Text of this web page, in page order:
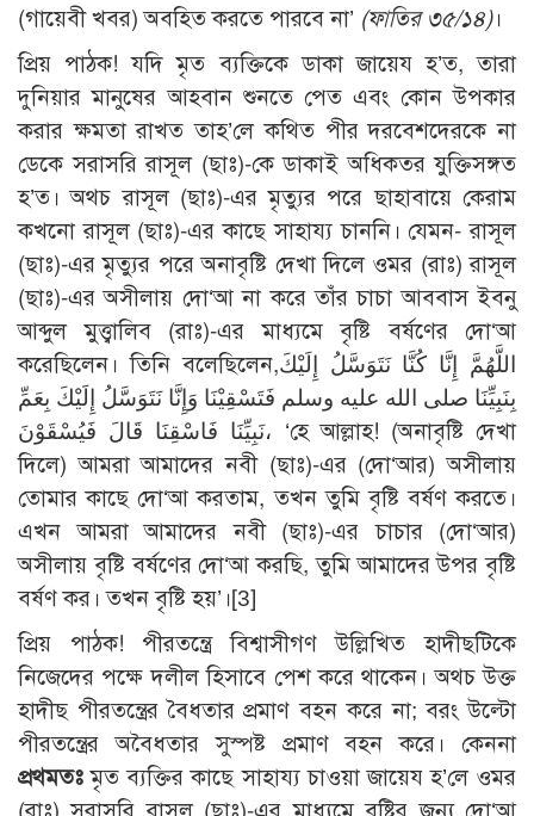
(গায়েবী খবর) অবহিত করতে পারবে না’ (ফাতির ৩৫/১৪)।
প্রিয় পাঠক! যদি মৃত ব্যক্তিকে ডাকা জায়েয হ’ত, তারা
দুনিয়ার মানুষের আহবান শুনতে পেত এবং কোন উপকার
করার ক্ষমতা রাখত তাহ’লে কথিত পীর দরবেশদেরকে না
ডেকে সরাসরি রাসূল (ছাঃ)-কে ডাকাই অধিকতর যুক্তিসঙ্গত
হ’ত। অথচ রাসূল (ছাঃ)-এর মৃত্যুর পরে ছাহাবায়ে কেরাম
কখনো রাসূল (ছাঃ)-এর কাছে সাহায্য চাননি। যেমন- রাসূল
(ছাঃ)-এর মৃত্যুর পরে অনাবৃষ্টি দেখা দিলে ওমর (রাঃ) রাসূল
(ছাঃ)-এর অসীলায় দো‘আ না করে তাঁর চাচা আববাস ইবনু
আব্দুল মুত্ত্বালিব (রাঃ)-এর মাধ্যমে বৃষ্টি বর্ষণের দো‘আ
করেছিলেন। তিনি বলেছিলেন,اللَّهُمَّ إِنَّا كُنَّا نَتَوَسَّلُ إِلَيْكَ
بِنَبِيِّنَا صلى الله عليه وسلم فَتَسْقِيْنَا وَإِنَّا نَتَوَسَّلُ إِلَيْكَ بِعَمِّ
نَبِيِّنَا فَاسْقِنَا قَالَ فَيُسْقَوْنَ، ‘হে আল্লাহ! (অনাবৃষ্টি দেখা
দিলে) আমরা আমাদের নবী (ছাঃ)-এর (দো‘আর) অসীলায়
তোমার কাছে দো‘আ করতাম, তখন তুমি বৃষ্টি বর্ষণ করতে।
এখন আমরা আমাদের নবী (ছাঃ)-এর চাচার (দো‘আর)
অসীলায় বৃষ্টি বর্ষণের দো‘আ করছি, তুমি আমাদের উপর বৃষ্টি
বর্ষণ কর। তখন বৃষ্টি হয়’।[3]
প্রিয় পাঠক! পীরতন্ত্রে বিশ্বাসীগণ উল্লিখিত হাদীছটিকে
নিজেদের পক্ষে দলীল হিসাবে পেশ করে থাকেন। অথচ উক্ত
হাদীছ পীরতন্ত্রের বৈধতার প্রমাণ বহন করে না; বরং উল্টো
পীরতন্ত্রের অবৈধতার সুস্পষ্ট প্রমাণ বহন করে। কেননা
প্রথমতঃ মৃত ব্যক্তির কাছে সাহায্য চাওয়া জায়েয হ’লে ওমর